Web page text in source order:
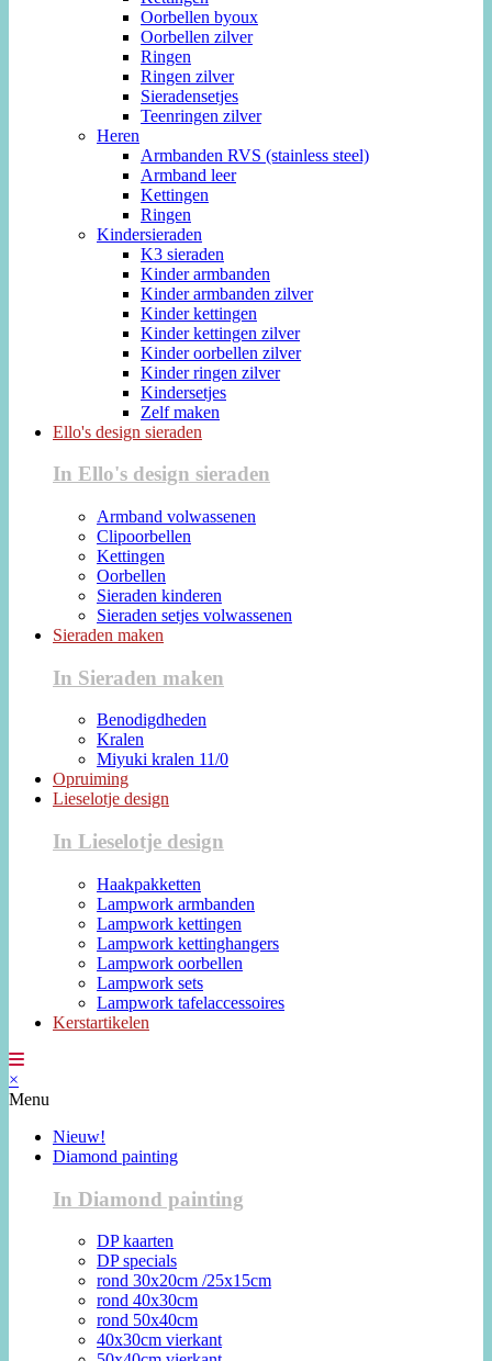
Oorbellen byoux
Oorbellen zilver
Ringen
Ringen zilver
Sieradensetjes
Teenringen zilver
Heren
Armbanden RVS (stainless steel)
Armband leer
Kettingen
Ringen
Kindersieraden
K3 sieraden
Kinder armbanden
Kinder armbanden zilver
Kinder kettingen
Kinder kettingen zilver
Kinder oorbellen zilver
Kinder ringen zilver
Kindersetjes
Zelf maken
Ello's design sieraden
In Ello's design sieraden
Armband volwassenen
Clipoorbellen
Kettingen
Oorbellen
Sieraden kinderen
Sieraden setjes volwassenen
Sieraden maken
In Sieraden maken
Benodigdheden
Kralen
Miyuki kralen 11/0
Opruiming
Lieselotje design
In Lieselotje design
Haakpakketten
Lampwork armbanden
Lampwork kettingen
Lampwork kettinghangers
Lampwork oorbellen
Lampwork sets
Lampwork tafelaccessoires
Kerstartikelen
×
Menu
Nieuw!
Diamond painting
In Diamond painting
DP kaarten
DP specials
rond 30x20cm /25x15cm
rond 40x30cm
rond 50x40cm
40x30cm vierkant